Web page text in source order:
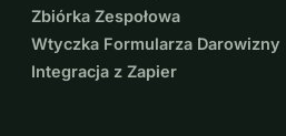
Zbiórka Zespołowa
Wtyczka Formularza Darowizny
Integracja z Zapier